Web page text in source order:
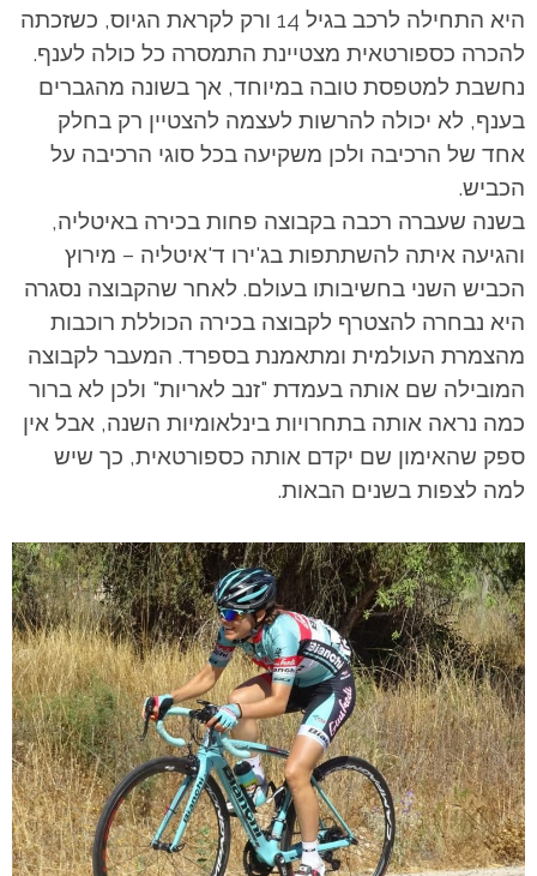
היא התחילה לרכב בגיל 14 ורק לקראת הגיוס, כשזכתה
להכרה כספורטאית מצטיינת התמסרה כל כולה לענף.
נחשבת למטפסת טובה במיוחד, אך בשונה מהגברים
בענף, לא יכולה להרשות לעצמה להצטיין רק בחלק
אחד של הרכיבה ולכן משקיעה בכל סוגי הרכיבה על
הכביש.
בשנה שעברה רכבה בקבוצה פחות בכירה באיטליה,
והגיעה איתה להשתתפות בג'ירו ד'איטליה – מירוץ
הכביש השני בחשיבותו בעולם. לאחר שהקבוצה נסגרה
היא נבחרה להצטרף לקבוצה בכירה הכוללת רוכבות
מהצמרת העולמית ומתאמנת בספרד. המעבר לקבוצה
המובילה שם אותה בעמדת "זנב לאריות" ולכן לא ברור
כמה נראה אותה בתחרויות בינלאומיות השנה, אבל אין
ספק שהאימון שם יקדם אותה כספורטאית, כך שיש
למה לצפות בשנים הבאות.